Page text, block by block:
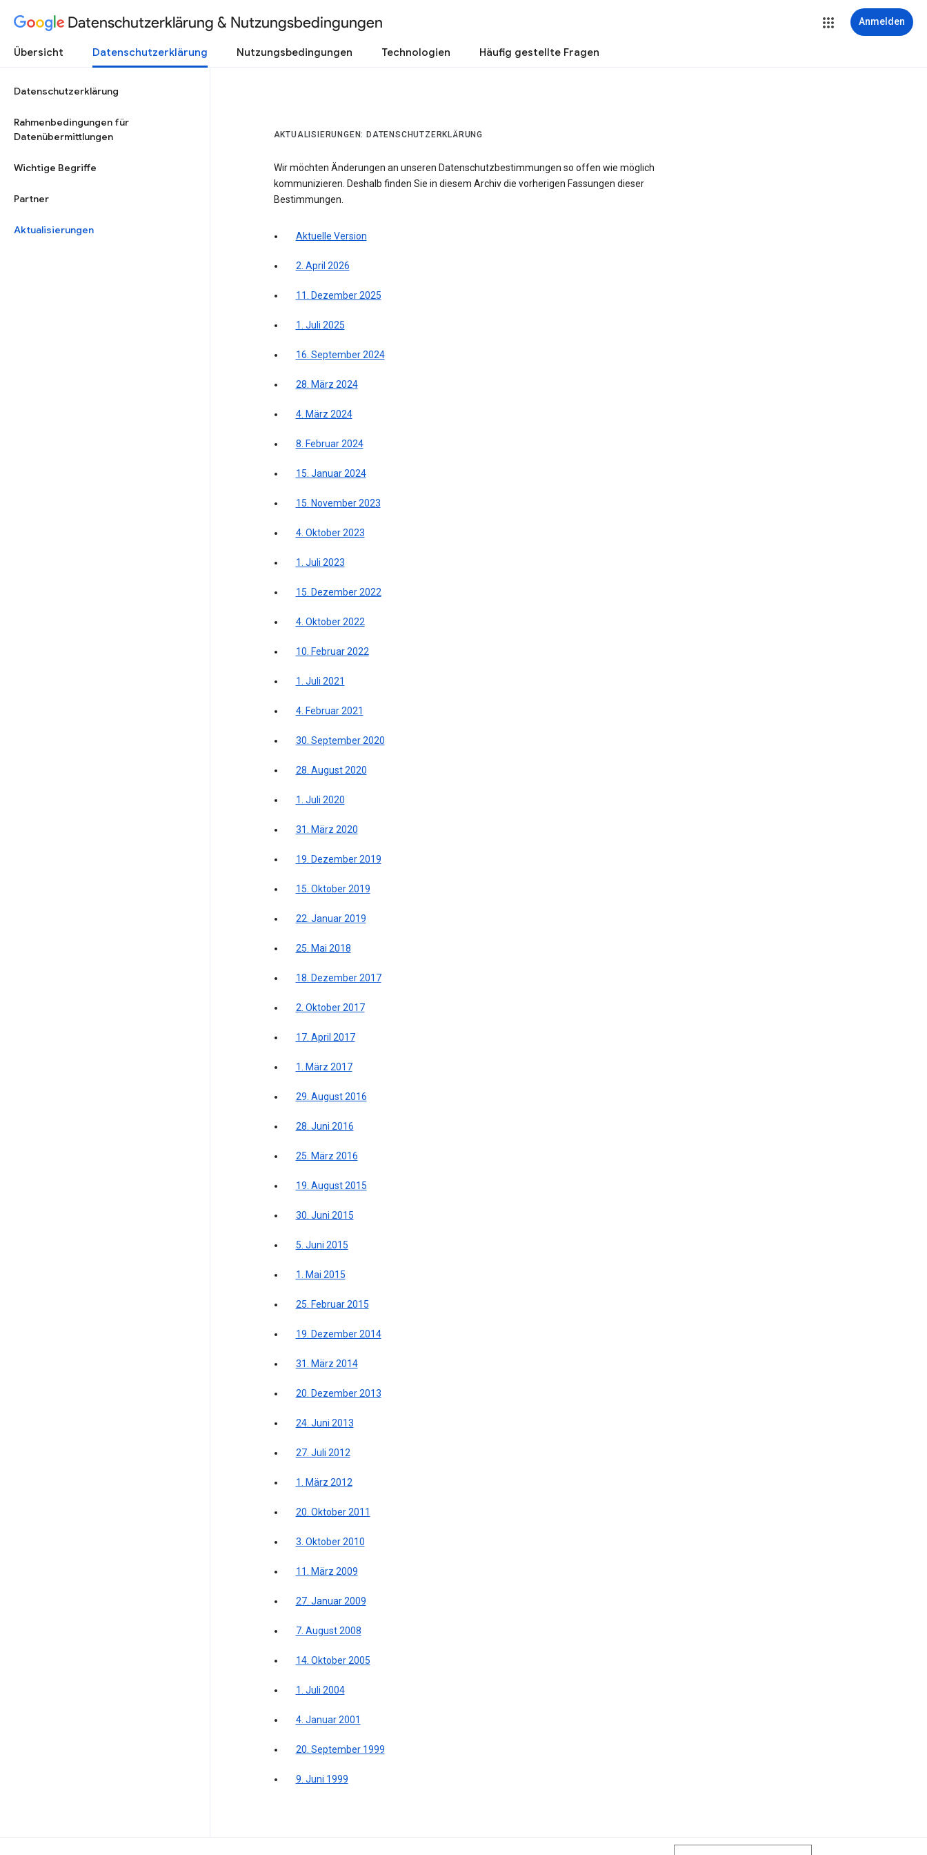
Datenschutzerklärung & Nutzungsbedingungen Anmelden
Übersicht Datenschutzerklärung Nutzungsbedingungen Technologien Häufig gestellte Fragen
Datenschutzerklärung
Rahmenbedingungen für
Datenübermittlungen
Wichtige Begriffe
Partner
Aktualisierungen
AKTUALISIERUNGEN: DATENSCHUTZERKLÄRUNG
Wir möchten Änderungen an unseren Datenschutzbestimmungen so offen wie möglich
kommunizieren. Deshalb finden Sie in diesem Archiv die vorherigen Fassungen dieser
Bestimmungen.
Aktuelle Version
2. April 2026
11. Dezember 2025
1. Juli 2025
16. September 2024
28. März 2024
4. März 2024
8. Februar 2024
15. Januar 2024
15. November 2023
4. Oktober 2023
1. Juli 2023
15. Dezember 2022
4. Oktober 2022
10. Februar 2022
1. Juli 2021
4. Februar 2021
30. September 2020
28. August 2020
1. Juli 2020
31. März 2020
19. Dezember 2019
15. Oktober 2019
22. Januar 2019
25. Mai 2018
18. Dezember 2017
2. Oktober 2017
17. April 2017
1. März 2017
29. August 2016
28. Juni 2016
25. März 2016
19. August 2015
30. Juni 2015
5. Juni 2015
1. Mai 2015
25. Februar 2015
19. Dezember 2014
31. März 2014
20. Dezember 2013
24. Juni 2013
27. Juli 2012
1. März 2012
20. Oktober 2011
3. Oktober 2010
11. März 2009
27. Januar 2009
7. August 2008
14. Oktober 2005
1. Juli 2004
4. Januar 2001
20. September 1999
9. Juni 1999